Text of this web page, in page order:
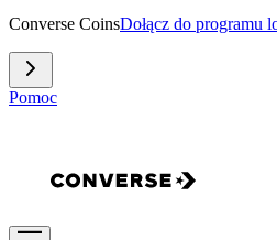
Converse CoinsDołącz do programu
Pomoc